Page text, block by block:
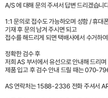
A/S 에 대해 문의 주셔서 답변 드리겠습니
1:1 문의로 접수도 가능하오며 성함 / 휴대
기재 후 문의 남겨 주시면 되고
접수를 해드리게 되면 택배사에서 수거하
정확한 검수 후
저희 AS 부서에서 유선으로 안내해 드리며
제품 입고 후 검수 안내 드릴 때는 070-
AS 연락처는 1588-2336 전화 주셔서